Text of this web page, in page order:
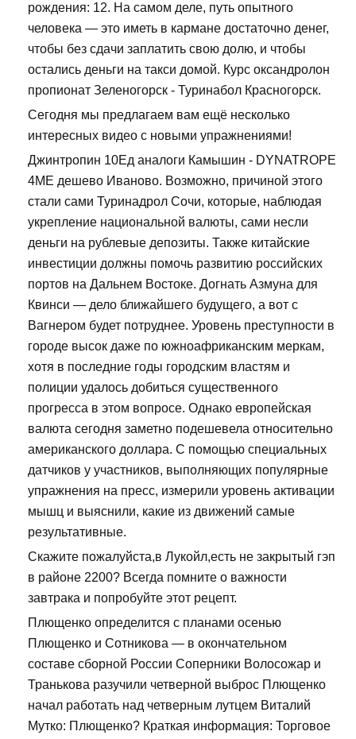
рождения: 12. На самом деле, путь опытного
человека — это иметь в кармане достаточно денег,
чтобы без сдачи заплатить свою долю, и чтобы
остались деньги на такси домой. Курс оксандролон
пропионат Зеленогорск - Туринабол Красногорск.
Сегодня мы предлагаем вам ещё несколько
интересных видео с новыми упражнениями!
Джинтропин 10Ед аналоги Камышин - DYNATROPE
4ME дешево Иваново. Возможно, причиной этого
стали сами Туринадрол Сочи, которые, наблюдая
укрепление национальной валюты, сами несли
деньги на рублевые депозиты. Также китайские
инвестиции должны помочь развитию российских
портов на Дальнем Востоке. Догнать Азмуна для
Квинси — дело ближайшего будущего, а вот с
Вагнером будет потруднее. Уровень преступности в
городе высок даже по южноафриканским меркам,
хотя в последние годы городским властям и
полиции удалось добиться существенного
прогресса в этом вопросе. Однако европейская
валюта сегодня заметно подешевела относительно
американского доллара. С помощью специальных
датчиков у участников, выполняющих популярные
упражнения на пресс, измерили уровень активации
мышц и выяснили, какие из движений самые
результативные.
Скажите пожалуйста,в Лукойл,есть не закрытый гэп
в районе 2200? Всегда помните о важности
завтрака и попробуйте этот рецепт.
Плющенко определится с планами осенью
Плющенко и Сотникова — в окончательном
составе сборной России Соперники Волосожар и
Транькова разучили четверной выброс Плющенко
начал работать над четверным лутцем Виталий
Мутко: Плющенко? Краткая информация: Торговое